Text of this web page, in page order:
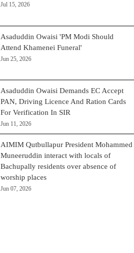
Jul 15, 2026
Asaduddin Owaisi 'PM Modi Should
Attend Khamenei Funeral'
Jun 25, 2026
Asaduddin Owaisi Demands EC Accept
PAN, Driving Licence And Ration Cards
For Verification In SIR
Jun 11, 2026
AIMIM Qutbullapur President Mohammed
Muneeruddin interact with locals of
Bachupally residents over absence of
worship places
Jun 07, 2026